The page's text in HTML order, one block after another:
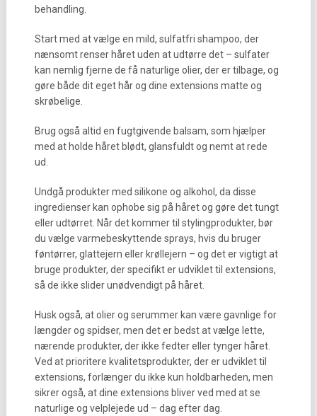
behandling.
Start med at vælge en mild, sulfatfri shampoo, der
nænsomt renser håret uden at udtørre det – sulfater
kan nemlig fjerne de få naturlige olier, der er tilbage, og
gøre både dit eget hår og dine extensions matte og
skrøbelige.
Brug også altid en fugtgivende balsam, som hjælper
med at holde håret blødt, glansfuldt og nemt at rede
ud.
Undgå produkter med silikone og alkohol, da disse
ingredienser kan ophobe sig på håret og gøre det tungt
eller udtørret. Når det kommer til stylingprodukter, bør
du vælge varmebeskyttende sprays, hvis du bruger
føntørrer, glattejern eller krøllejern – og det er vigtigt at
bruge produkter, der specifikt er udviklet til extensions,
så de ikke slider unødvendigt på håret.
Husk også, at olier og serummer kan være gavnlige for
længder og spidser, men det er bedst at vælge lette,
nærende produkter, der ikke fedter eller tynger håret.
Ved at prioritere kvalitetsprodukter, der er udviklet til
extensions, forlænger du ikke kun holdbarheden, men
sikrer også, at dine extensions bliver ved med at se
naturlige og velplejede ud – dag efter dag.